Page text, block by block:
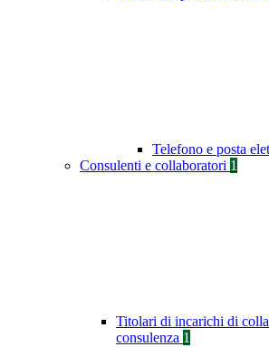
Telefono e posta
Consulenti e collaboratori 1
Titolari di incarichi di
consulenza 1